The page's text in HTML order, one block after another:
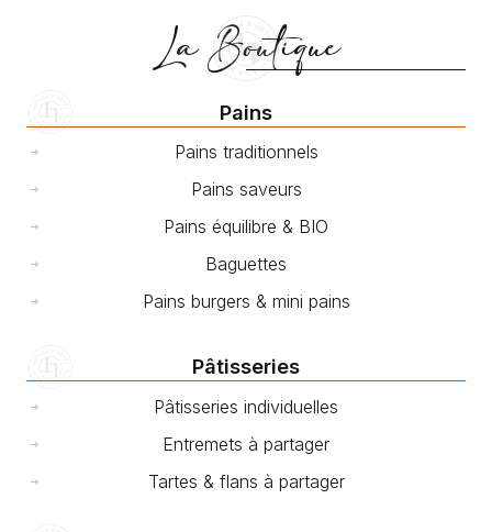
La Boutique
Pains
Pains traditionnels
Pains saveurs
Pains équilibre & BIO
Baguettes
Pains burgers & mini pains
Pâtisseries
Pâtisseries individuelles
Entremets à partager
Tartes & flans à partager